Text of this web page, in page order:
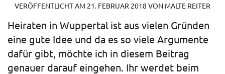
VERÖFFENTLICHT AM 21. FEBRUAR 2018 VON MALTE REITER
Heiraten in Wuppertal ist aus vielen Gründen
eine gute Idee und da es so viele Argumente
dafür gibt, möchte ich in diesem Beitrag
genauer darauf eingehen. Ihr werdet beim